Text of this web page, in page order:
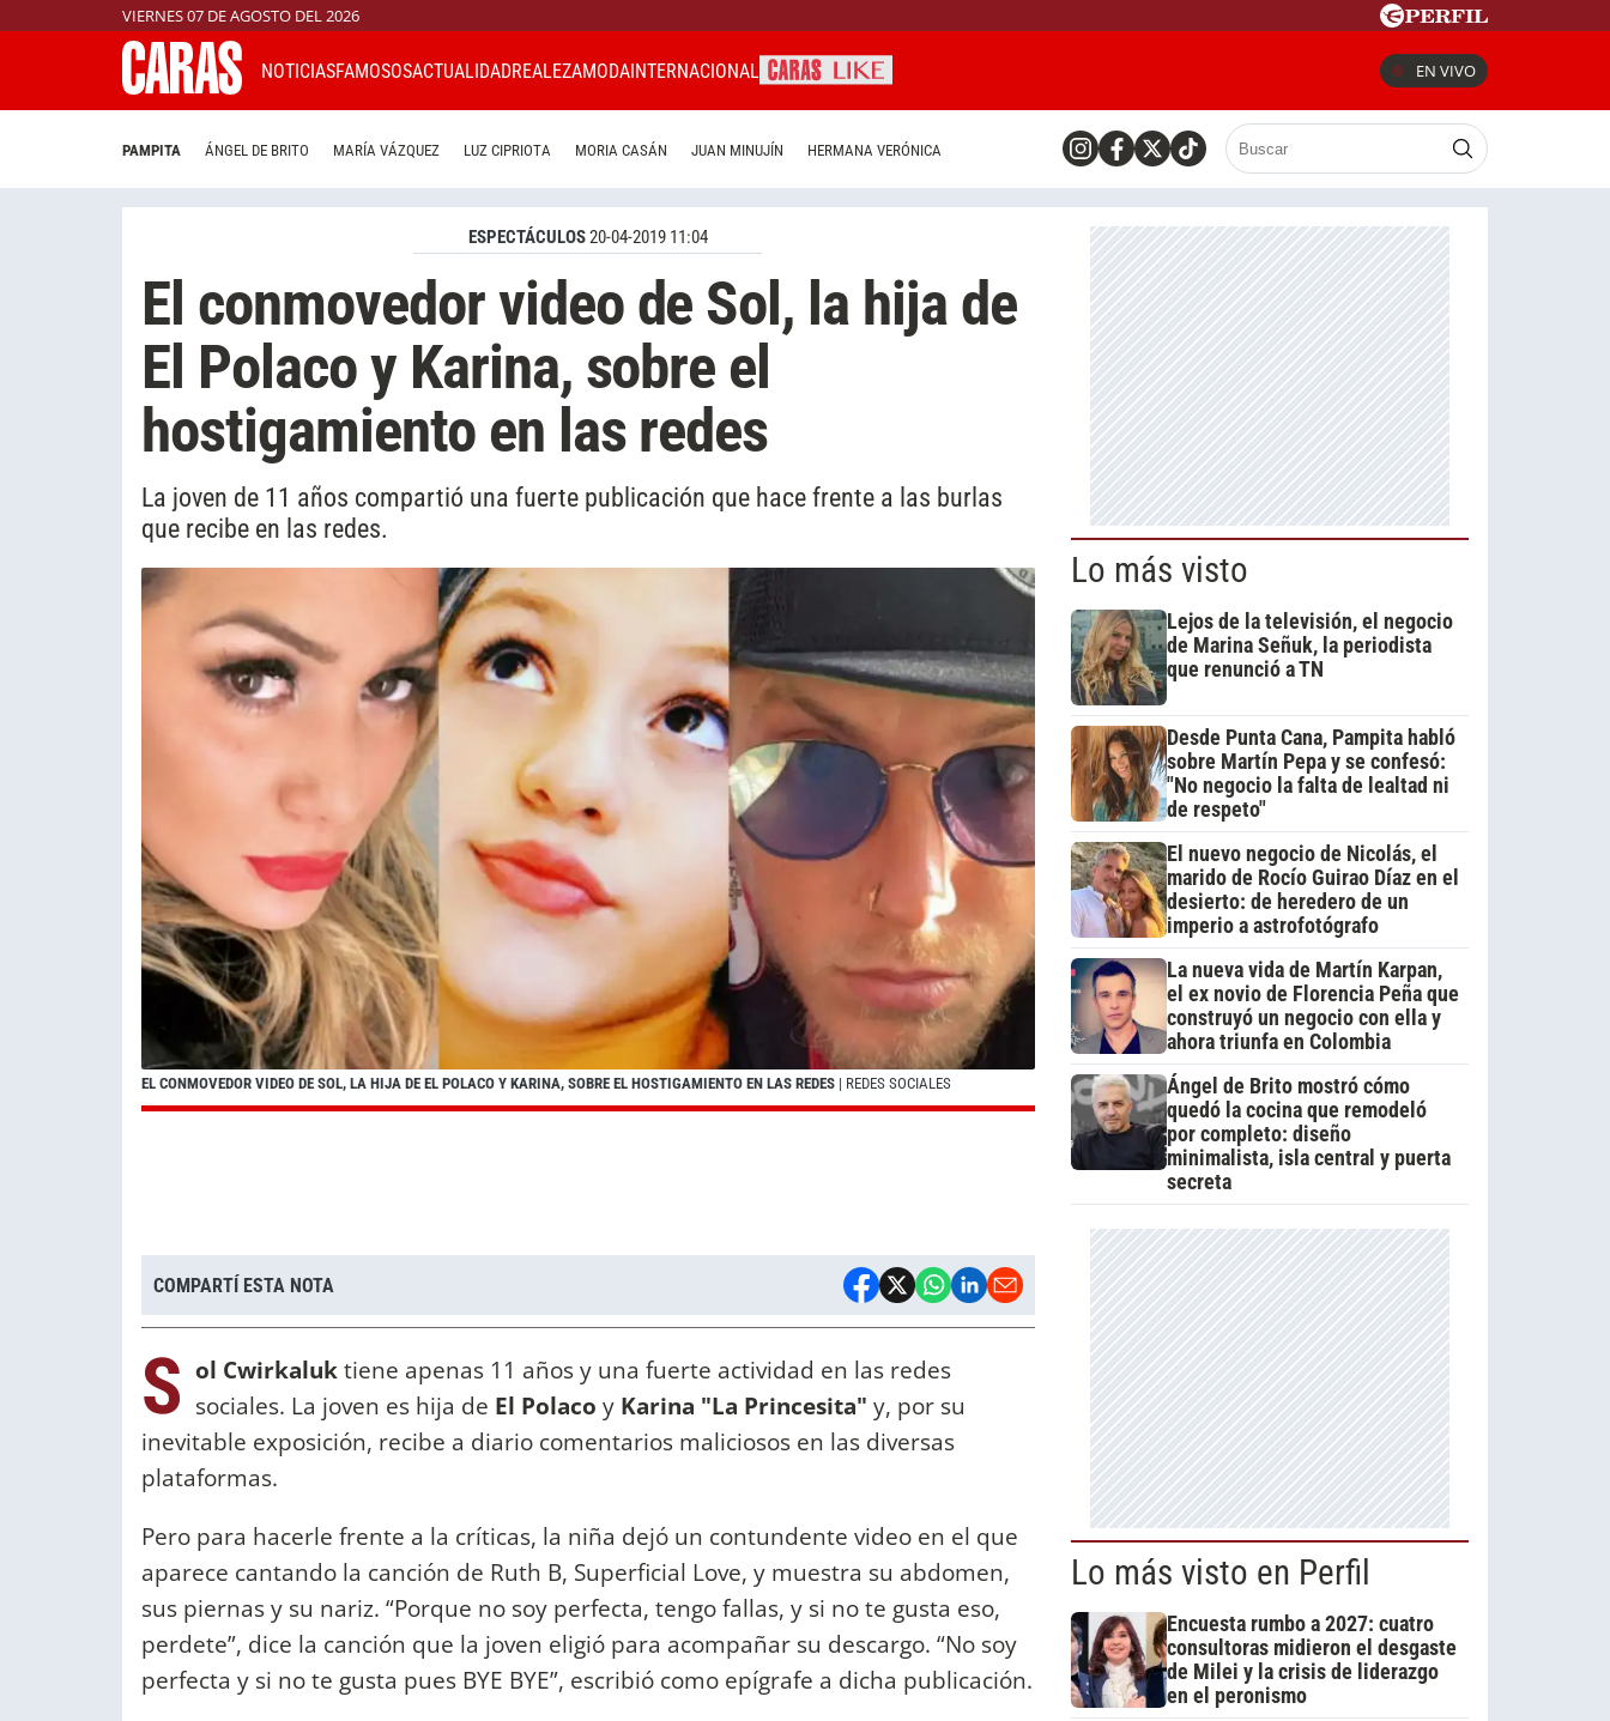
VIERNES 07 DE AGOSTO DEL 2026
NOTICIASFAMOSOSACTUALIDADREALEZAMODAINTERNACIONAL EN VIVO
PAMPITA ÁNGEL DE BRITO MARÍA VÁZQUEZ LUZ CIPRIOTA MORIA CASÁN JUAN MINUJÍN HERMANA VERÓNICA
ESPECTÁCULOS20-04-2019 11:04
El conmovedor video de Sol, la hija de
El Polaco y Karina, sobre el
hostigamiento en las redes
La joven de 11 años compartió una fuerte publicación que hace frente a las burlas
que recibe en las redes.
EL CONMOVEDOR VIDEO DE SOL, LA HIJA DE EL POLACO Y KARINA, SOBRE EL HOSTIGAMIENTO EN LAS REDES | REDES SOCIALES
COMPARTÍ ESTA NOTA
S ol Cwirkaluktiene apenas 11 años y una fuerte actividad en las redes
sociales. La joven es hija de El Polaco y Karina "La Princesita" y, por su
inevitable exposición, recibe a diario comentarios maliciosos en las diversas
plataformas.
Pero para hacerle frente a la críticas, la niña dejó un contundente video en el que
aparece cantando la canción de Ruth B, Superficial Love, y muestra su abdomen,
sus piernas y su nariz. “Porque no soy perfecta, tengo fallas, y si no te gusta eso,
perdete”, dice la canción que la joven eligió para acompañar su descargo. “No soy
perfecta y si no te gusta pues BYE BYE”, escribió como epígrafe a dicha publicación.
Lo más visto
Lejos de la televisión, el negocio
de Marina Señuk, la periodista
que renunció a TN
Desde Punta Cana, Pampita habló
sobre Martín Pepa y se confesó:
"No negocio la falta de lealtad ni
de respeto"
El nuevo negocio de Nicolás, el
marido de Rocío Guirao Díaz en el
desierto: de heredero de un
imperio a astrofotógrafo
La nueva vida de Martín Karpan,
el ex novio de Florencia Peña que
construyó un negocio con ella y
ahora triunfa en Colombia
Ángel de Brito mostró cómo
quedó la cocina que remodeló
por completo: diseño
minimalista, isla central y puerta
secreta
Lo más visto en Perfil
Encuesta rumbo a 2027: cuatro
consultoras midieron el desgaste
de Milei y la crisis de liderazgo
en el peronismo